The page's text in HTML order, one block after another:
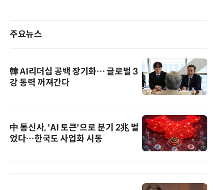
주요뉴스
韓 AI리더십 공백 장기화… 글로벌 3
강 동력 꺼져간다
中 통신사, 'AI 토큰'으로 분기 2兆 벌
었다…한국도 사업화 시동